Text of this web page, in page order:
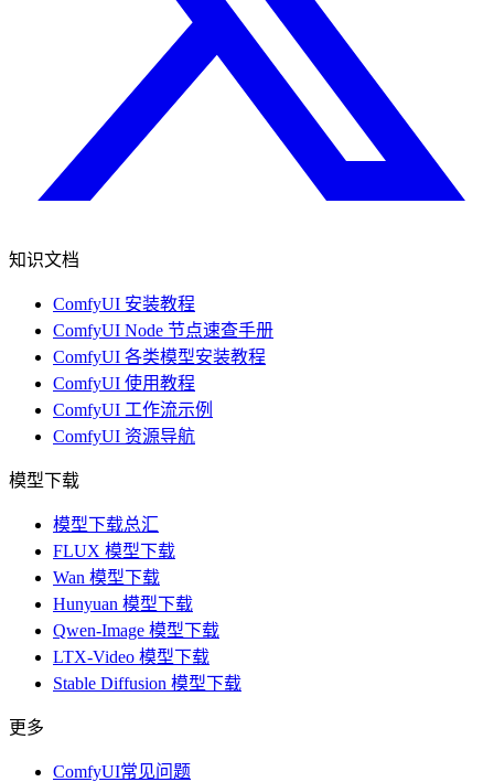
知识文档
ComfyUI 安装教程
ComfyUI Node 节点速查手册
ComfyUI 各类模型安装教程
ComfyUI 使用教程
ComfyUI 工作流示例
ComfyUI 资源导航
模型下载
模型下载总汇
FLUX 模型下载
Wan 模型下载
Hunyuan 模型下载
Qwen-Image 模型下载
LTX-Video 模型下载
Stable Diffusion 模型下载
更多
ComfyUI常见问题